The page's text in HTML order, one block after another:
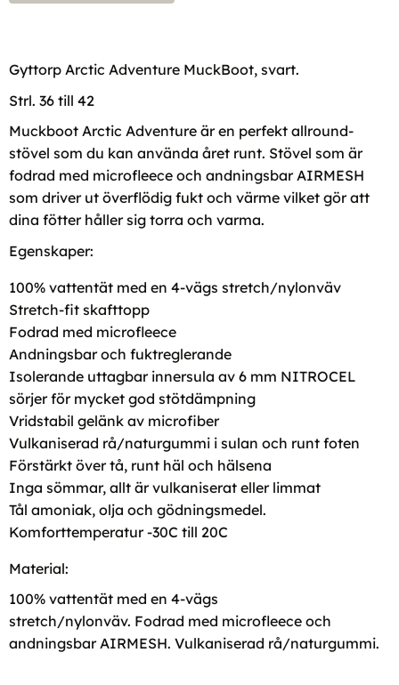
Gyttorp Arctic Adventure MuckBoot, svart.
Strl. 36 till 42
Muckboot Arctic Adventure är en perfekt allround-
stövel som du kan använda året runt. Stövel som är
fodrad med microfleece och andningsbar AIRMESH
som driver ut överflödig fukt och värme vilket gör att
dina fötter håller sig torra och varma.
Egenskaper:
100% vattentät med en 4-vägs stretch/nylonväv
Stretch-fit skafttopp
Fodrad med microfleece
Andningsbar och fuktreglerande
Isolerande uttagbar innersula av 6 mm NITROCEL
sörjer för mycket god stötdämpning
Vridstabil gelänk av microfiber
Vulkaniserad rå/naturgummi i sulan och runt foten
Förstärkt över tå, runt häl och hälsena
Inga sömmar, allt är vulkaniserat eller limmat
Tål amoniak, olja och gödningsmedel.
Komforttemperatur -30C till 20C
Material:
100% vattentät med en 4-vägs
stretch/nylonväv. Fodrad med microfleece och
andningsbar AIRMESH. Vulkaniserad rå/naturgummi.